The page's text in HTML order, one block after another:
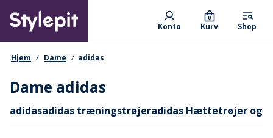
main
content
Primary departments
Konto Kurv
0
Shop
navigationssti
Hjem Dame adidas
Dame adidas
Hurtige links
adidasadidas træningstrøjeradidas Hættetrøjer og